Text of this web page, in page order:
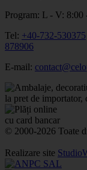
Program: L - V: 8:00
Tel: +40-732-530375
878906
E-mail:
© 2000-2026 Toate
Realizare site